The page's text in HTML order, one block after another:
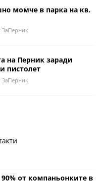
момче в парка на кв.
ЗаПерник
на Перник заради
пистолет
ЗаПерник
от компаньонките в